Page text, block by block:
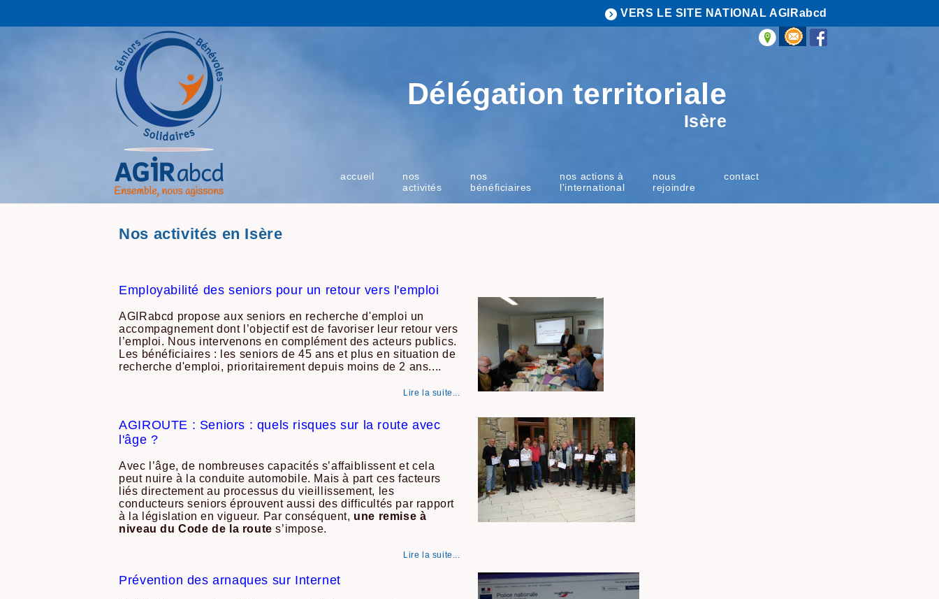
VERS LE SITE NATIONAL AGIRabcd
Délégation territoriale
Isère
accueil
nos
activités
nos
bénéficiaires
nos actions à
l'international
nous
rejoindre
contact
Nos activités en Isère
Employabilité des seniors pour un retour vers l'emploi
AGIRabcd propose aux seniors en recherche d'emploi un
accompagnement dont l’objectif est de favoriser leur retour vers
l’emploi. Nous intervenons en complément des acteurs publics.
Les bénéficiaires : les seniors de 45 ans et plus en situation de
recherche d'emploi, prioritairement depuis moins de 2 ans....
Lire la suite...
AGIROUTE : Seniors : quels risques sur la route avec
l'âge ?
Avec l’âge, de nombreuses capacités s’affaiblissent et cela
peut nuire à la conduite automobile. Mais à part ces facteurs
liés directement au processus du vieillissement, les
conducteurs seniors éprouvent aussi des difficultés par rapport
à la législation en vigueur. Par conséquent, une remise à
niveau du Code de la route s’impose.
Lire la suite...
Prévention des arnaques sur Internet